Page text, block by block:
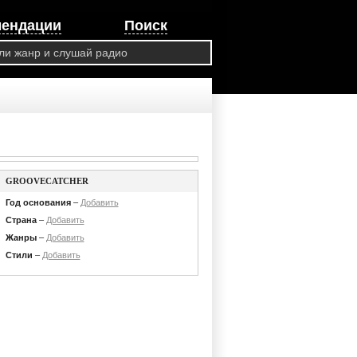
Поиск
GROOVECATCHER
Год основания– Добавить
Страна– Добавить
Жанры– Добавить
Стили – Добавить